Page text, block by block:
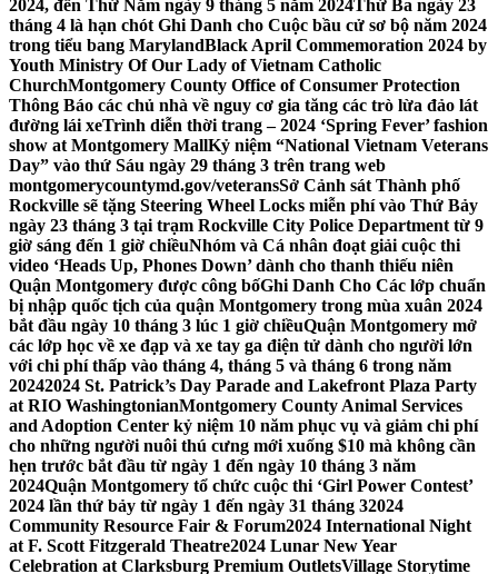
2024, đến Thứ Năm ngày 9 tháng 5 năm 2024Thứ Ba ngày 23
tháng 4 là hạn chót Ghi Danh cho Cuộc bầu cử sơ bộ năm 2024
trong tiểu bang MarylandBlack April Commemoration 2024 by
Youth Ministry Of Our Lady of Vietnam Catholic
ChurchMontgomery County Office of Consumer Protection
Thông Báo các chủ nhà về nguy cơ gia tăng các trò lừa đảo lát
đường lái xeTrình diễn thời trang – 2024 ‘Spring Fever’ fashion
show at Montgomery MallKỷ niệm “National Vietnam Veterans
Day” vào thứ Sáu ngày 29 tháng 3 trên trang web
montgomerycountymd.gov/veteransSở Cảnh sát Thành phố
Rockville sẽ tặng Steering Wheel Locks miễn phí vào Thứ Bảy
ngày 23 tháng 3 tại trạm Rockville City Police Department từ 9
giờ sáng đến 1 giờ chiềuNhóm và Cá nhân đoạt giải cuộc thi
video ‘Heads Up, Phones Down’ dành cho thanh thiếu niên
Quận Montgomery được công bốGhi Danh Cho Các lớp chuẩn
bị nhập quốc tịch của quận Montgomery trong mùa xuân 2024
bắt đầu ngày 10 tháng 3 lúc 1 giờ chiềuQuận Montgomery mở
các lớp học về xe đạp và xe tay ga điện tử dành cho người lớn
với chi phí thấp vào tháng 4, tháng 5 và tháng 6 trong năm
20242024 St. Patrick’s Day Parade and Lakefront Plaza Party
at RIO WashingtonianMontgomery County Animal Services
and Adoption Center kỷ niệm 10 năm phục vụ và giảm chi phí
cho những người nuôi thú cưng mới xuống $10 mà không cần
hẹn trước bắt đầu từ ngày 1 đến ngày 10 tháng 3 năm
2024Quận Montgomery tổ chức cuộc thi ‘Girl Power Contest’
2024 lần thứ bảy từ ngày 1 đến ngày 31 tháng 32024
Community Resource Fair & Forum2024 International Night
at F. Scott Fitzgerald Theatre2024 Lunar New Year
Celebration at Clarksburg Premium OutletsVillage Storytime